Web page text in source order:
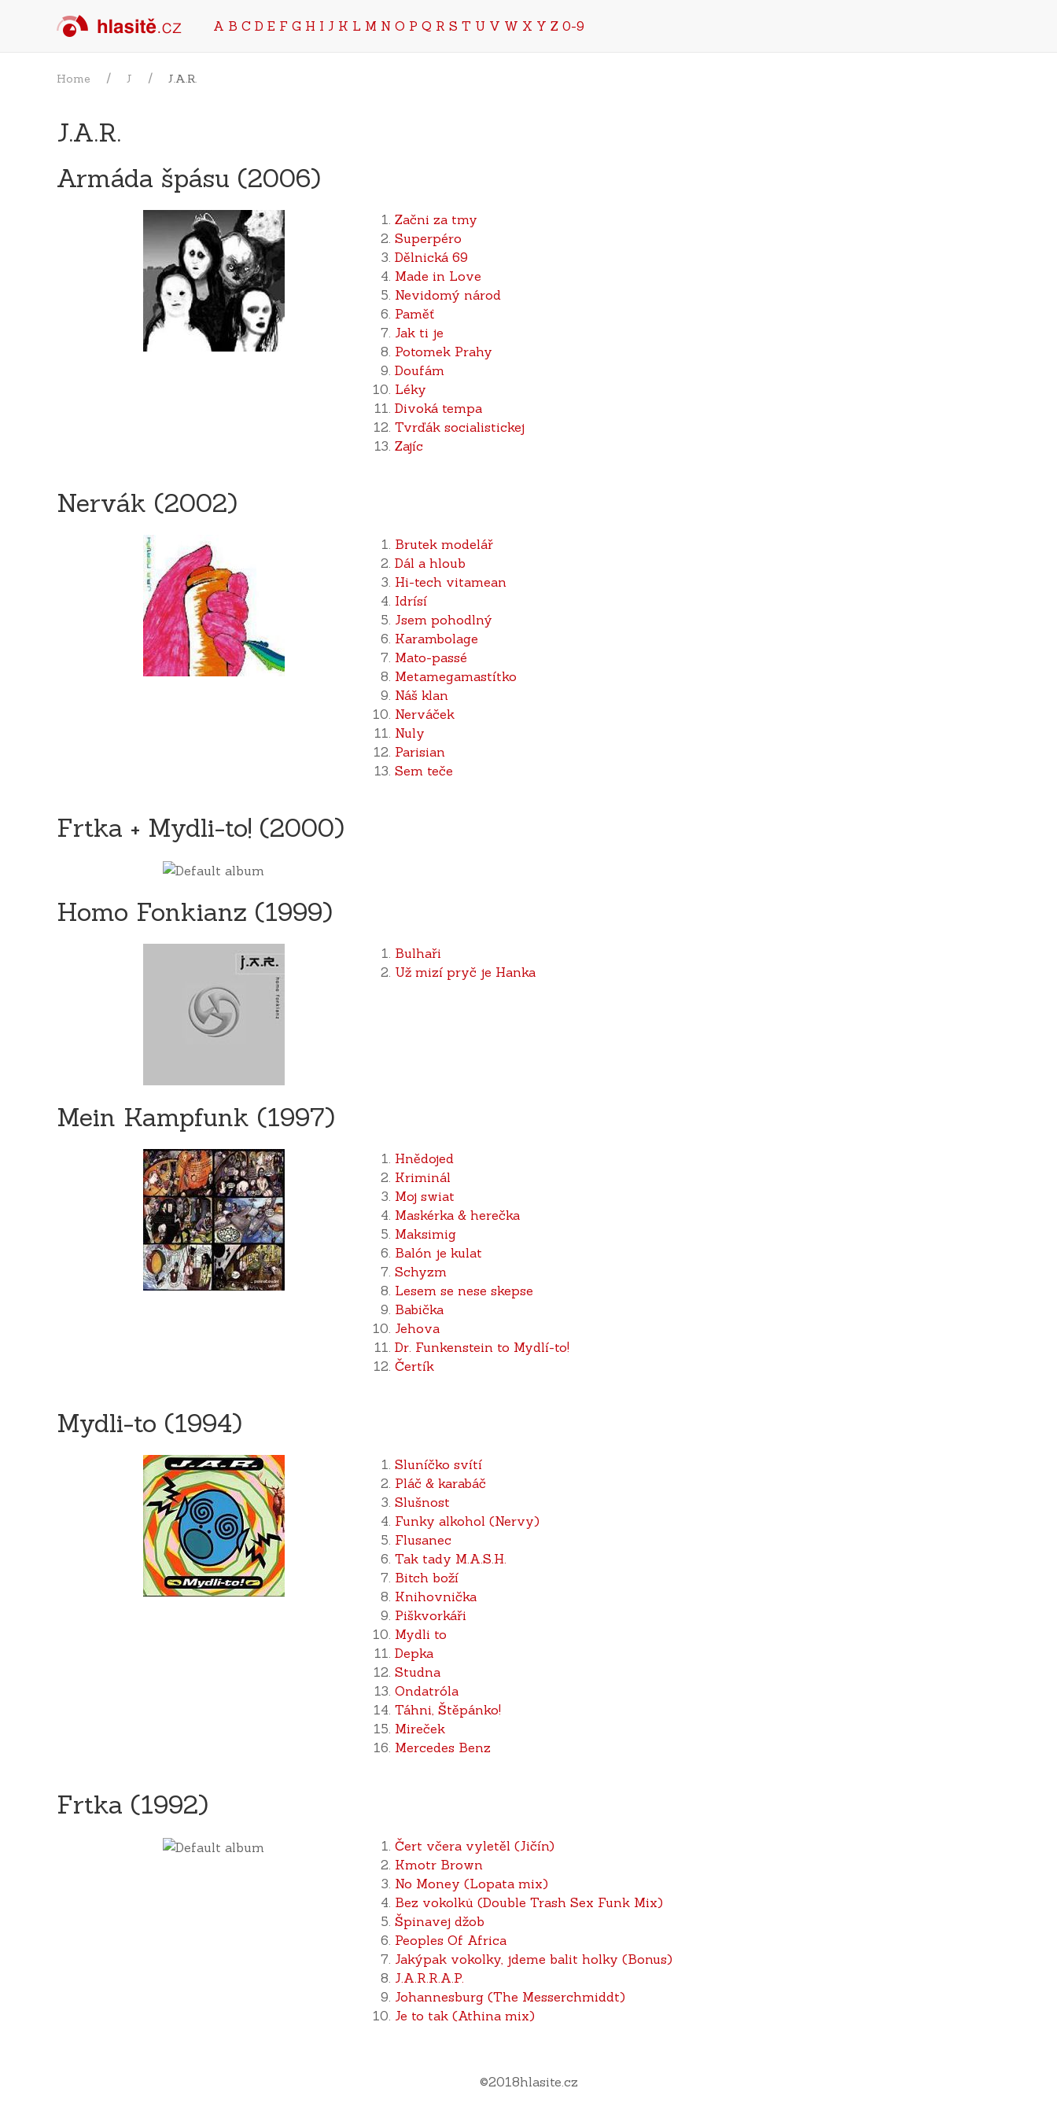
A B C D E F G H I J K L M N O P Q R S T U V W X Y Z 0-9
Home J J.A.R.
J.A.R.
Armáda špásu (2006)
Začni za tmy
Superpéro
Dělnická 69
Made in Love
Nevidomý národ
Paměť
Jak ti je
Potomek Prahy
Doufám
Léky
Divoká tempa
Tvrďák socialistickej
Zajíc
Nervák (2002)
Brutek modelář
Dál a hloub
Hi-tech vitamean
Idrísí
Jsem pohodlný
Karambolage
Mato-passé
Metamegamastítko
Náš klan
Nerváček
Nuly
Parisian
Sem teče
Frtka + Mydli-to! (2000)
Homo Fonkianz (1999)
Bulhaři
Už mizí pryč je Hanka
Mein Kampfunk (1997)
Hnědojed
Kriminál
Moj swiat
Maskérka & herečka
Maksimig
Balón je kulat
Schyzm
Lesem se nese skepse
Babička
Jehova
Dr. Funkenstein to Mydlí-to!
Čertík
Mydli-to (1994)
Sluníčko svítí
Pláč & karabáč
Slušnost
Funky alkohol (Nervy)
Flusanec
Tak tady M.A.S.H.
Bitch boží
Knihovnička
Piškvorkáři
Mydli to
Depka
Studna
Ondatróla
Táhni, Štěpánko!
Mireček
Mercedes Benz
Frtka (1992)
Čert včera vyletěl (Jičín)
Kmotr Brown
No Money (Lopata mix)
Bez vokolků (Double Trash Sex Funk Mix)
Špinavej džob
Peoples Of Africa
Jakýpak vokolky, jdeme balit holky (Bonus)
J.A.R.R.A.P.
Johannesburg (The Messerchmiddt)
Je to tak (Athina mix)
©2018hlasite.cz